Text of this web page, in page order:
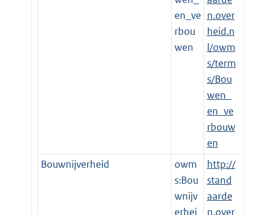
en_ve
rbou
wen
n.over
heid.n
l/owm
s/term
s/Bou
wen_
en_ve
rbouw
en
Bouwnijverheid
owm
s:Bou
wnijv
erhei
http://
stand
aarde
n.over